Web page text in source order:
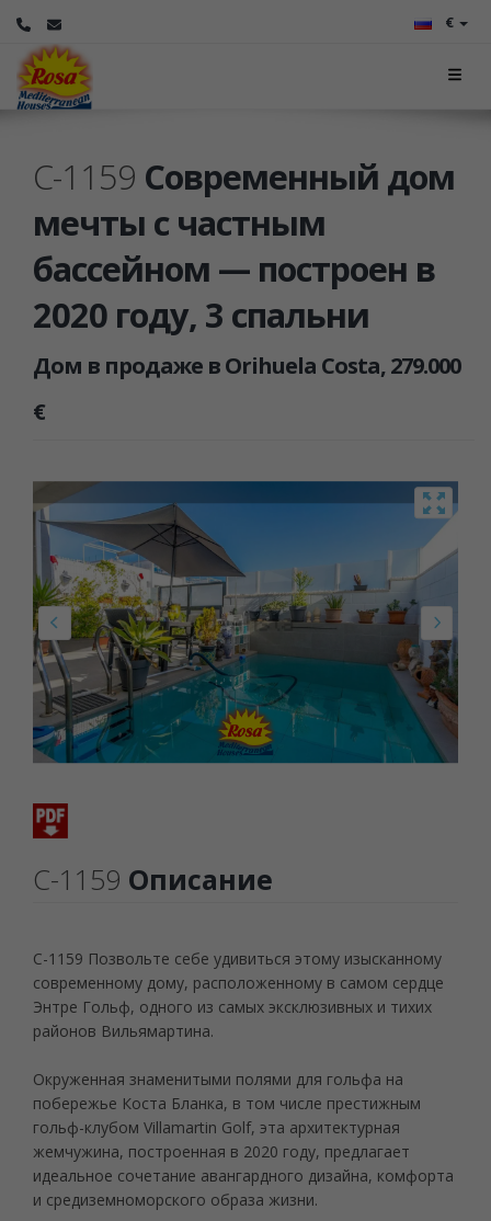
€
C-1159 Современный дом
мечты с частным
бассейном — построен в
2020 году, 3 спальни
Дом в продаже в Orihuela Costa, 279.000
€
C-1159 Описание
C-1159 Позвольте себе удивиться этому изысканному
современному дому, расположенному в самом сердце
Энтре Гольф, одного из самых эксклюзивных и тихих
районов Вильямартина.
Окруженная знаменитыми полями для гольфа на
побережье Коста Бланка, в том числе престижным
гольф-клубом Villamartin Golf, эта архитектурная
жемчужина, построенная в 2020 году, предлагает
идеальное сочетание авангардного дизайна, комфорта
и средиземноморского образа жизни.